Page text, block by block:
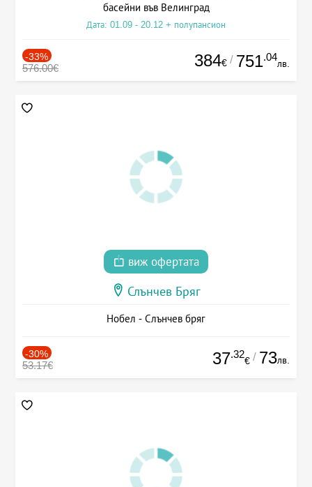
басейни във Велинград
Дата: 01.09 - 20.12 + полупансион
-33%
576.00€ 384€ / 751.04
лв.
виж офертата
Слънчев Бряг
Нобел - Слънчев бряг
-30%
53.17€ 37.32
€ / 73лв.